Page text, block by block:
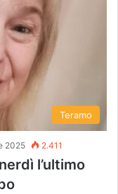
Teramo
2025 2.411
l’ultimo